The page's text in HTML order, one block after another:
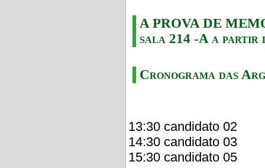
A PROVA DE
sala 214 -A a partir
Cronograma das
13:30 candidato 02
14:30 candidato 03
15:30 candidato 05